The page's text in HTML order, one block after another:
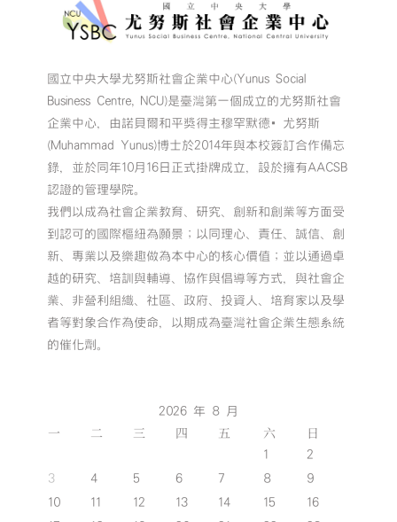
國立中央大學尤努斯社會企業中心(Yunus Social
Business Centre, NCU)是臺灣第一個成立的尤努斯社會
企業中心，由諾貝爾和平獎得主穆罕默德•尤努斯
(Muhammad Yunus)博士於2014年與本校簽訂合作備忘
錄，並於同年10月16日正式掛牌成立，設於擁有AACSB
認證的管理學院。
我們以成為社會企業教育、研究、創新和創業等方面受
到認可的國際樞紐為願景；以同理心、責任、誠信、創
新、專業以及樂趣做為本中心的核心價值；並以通過卓
越的研究、培訓與輔導、協作與倡導等方式，與社會企
業、非營利組織、社區、政府、投資人、培育家以及學
者等對象合作為使命，以期成為臺灣社會企業生態系統
的催化劑。
2026 年 8 月
一 二 三 四 五 六 日
1
2
3
4 5 6 7 8
9
10
11 12 13 14 15
16